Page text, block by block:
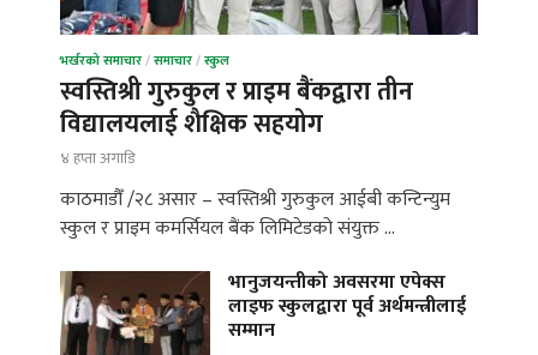
भर्खरको समाचार/समाचार/स्कुल
स्वस्तिश्री गुरुकुल र प्राइम बैंकद्वारा तीन
विद्यालयलाई शैक्षिक सहयोग
४ हप्ता अगाडि
काठमाडौँ /२८ असार – स्वस्तिश्री गुरुकुल आईबी कन्टिन्युम
स्कुल र प्राइम कमर्सियल बैंक लिमिटेडको संयुक्त …
भानुजयन्तीको अवसरमा एपेक्स
लाइफ स्कुलद्वारा पूर्व अर्थमन्त्रीलाई
सम्मान